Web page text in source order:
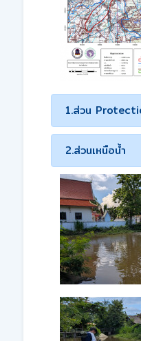
1.ส่วน
2.ส่วนเหนือน้ำ